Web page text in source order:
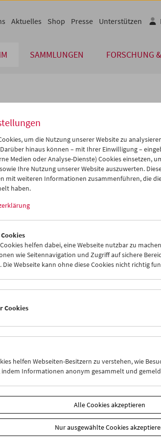
SAMMLUNGEN FORSCHUNG
Aktuelles Shop Presse Unterstützen
Nov 2014 >>
Mi Do Fr Sa So
29 30 31 01
02
05 06 07 08
09
12 13
19 20
03
iCalender
English
Mi 26.11.
um die Nutzung unserer Website zu
hinaus können – mit Ihrer Einwilligung –
Medien oder Analyse-Dienste) Cookies einsetzen,
Ihre Nutzung unserer Website auszuwerten.
mit weiteren Informationen zusammenführen, die
haben.
helfen dabei, eine Webseite nutzbar zu
wie Seitennavigation und Zugriff auf sichere
Die Webseite kann ohne diese Cookies nicht richtig
Cookies
helfen Webseiten-Besitzern zu verstehen, wie
indem Informationen anonym gesammelt und
Alle Cookies akzeptieren
Nur ausgewählte Cookies